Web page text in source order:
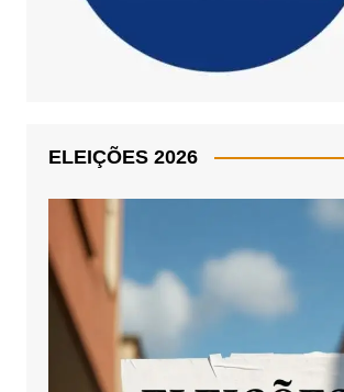
ELEIÇÕES 2026